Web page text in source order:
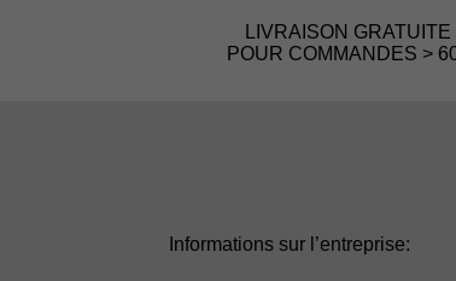
LIVRAISON GRATUITE
POUR COMMANDES >
Informations sur l’entreprise: